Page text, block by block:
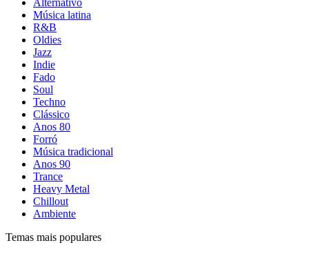
Alternativo
Música latina
R&B
Oldies
Jazz
Indie
Fado
Soul
Techno
Clássico
Anos 80
Forró
Música tradicional
Anos 90
Trance
Heavy Metal
Chillout
Ambiente
Temas mais populares